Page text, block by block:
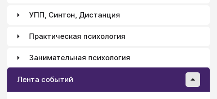
УПП, Синтон, Дистанция
Практическая психология
Занимательная психология
Лента событий